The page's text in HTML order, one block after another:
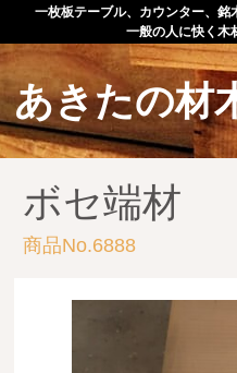
一枚板テーブル、カウンター、銘
一般の人に快く木
あきたの材
メニュー
TOP
作品例
手作りオーダー
店舗案内
ボセ端材
商品No.6888